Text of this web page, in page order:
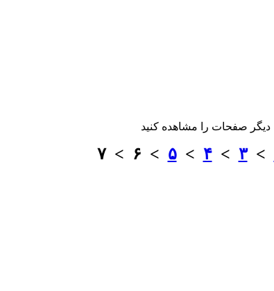
دیگر صفحات را مشاهده کنید
>۳ >۴ >۵ > ۶ > ۷